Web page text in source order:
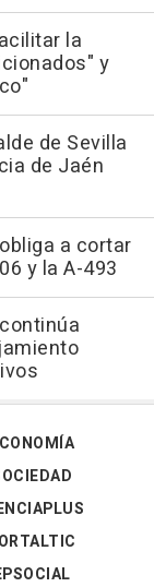
la
y
de Sevilla
de Jaén
a cortar
y la A-493